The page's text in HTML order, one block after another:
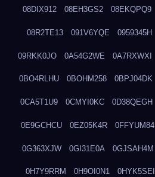
08DIX912 08EH3GS2 08EKQPQ9
08R2TE13 091V6YQE 0959345H
09RKK0JO 0A54G2WE 0A7RXWXI
0BO4RLHU 0BOHM258 0BPJ04DK
0CA5T1U9 0CMYI0KC 0D38QEGH
0E9GCHCU 0EZ05K4R 0FFYUM84
0G363XJW 0GI31E0A 0GJSAH4M
0H7Y9RRM 0H9OI0N1 0HYK5SEI